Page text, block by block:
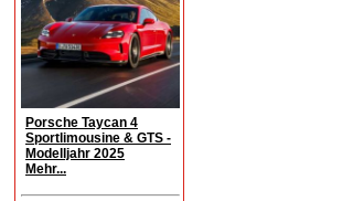
Porsche Taycan 4
Sportlimousine & GTS -
Modelljahr 2025
Mehr...